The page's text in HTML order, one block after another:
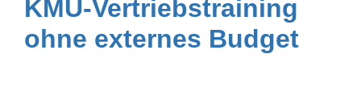
KMU-Vertriebstraining
ohne externes Budget